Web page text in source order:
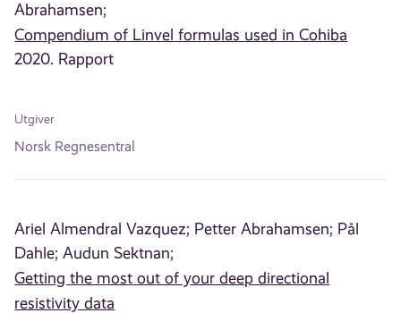
Abrahamsen;
Compendium of Linvel formulas used in Cohiba
2020. Rapport
Utgiver
Norsk Regnesentral
Ariel Almendral Vazquez; Petter Abrahamsen; Pål
Dahle; Audun Sektnan;
Getting the most out of your deep directional
resistivity data